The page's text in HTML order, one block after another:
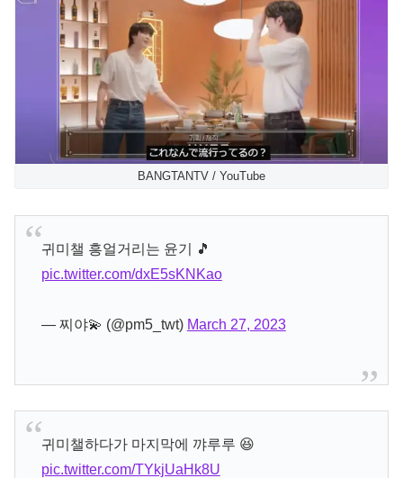
BANGTANTV / YouTube
귀미챌 흥얼거리는 윤기 🎵
pic.twitter.com/dxE5sKNKao
— 찌야💫 (@pm5_twt) March 27, 2023
귀미챌하다가 마지막에 꺄루루 😆
pic.twitter.com/TYkjUaHk8U